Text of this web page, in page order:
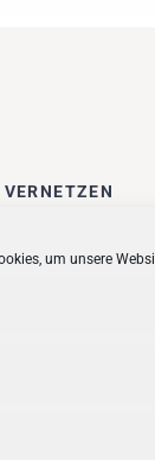
um unsere
VERNETZEN
Follow us